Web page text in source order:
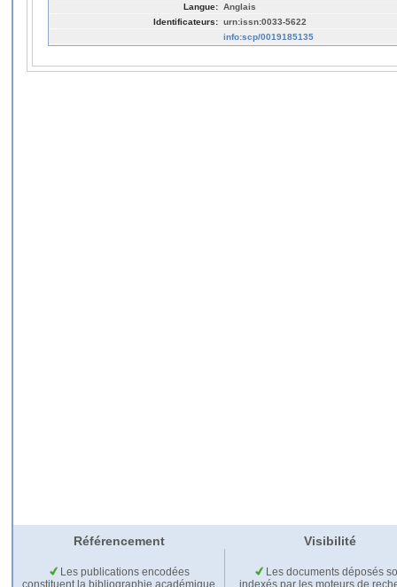
Langue: Anglais
Identificateurs: urn:issn:0033-5622
info:scp/0019185135
Référencement Visibilité
Les publications encodées
Les documents déposés